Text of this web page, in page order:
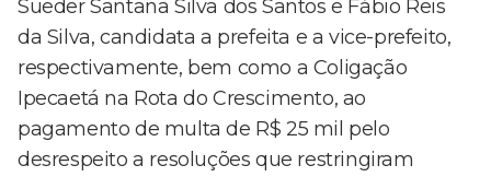
Sueder Santana Silva dos Santos e Fábio Reis
da Silva, candidata a prefeita e a vice-prefeito,
respectivamente, bem como a Coligação
Ipecaetá na Rota do Crescimento, ao
pagamento de multa de R$ 25 mil pelo
desrespeito a resoluções que restringiram